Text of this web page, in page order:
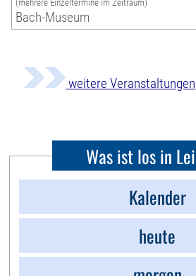
(mehrere Einzeltermine im Zeitraum)
Bach-Museum
weitere Veranstaltungen
Was ist los in
Kalender
heute